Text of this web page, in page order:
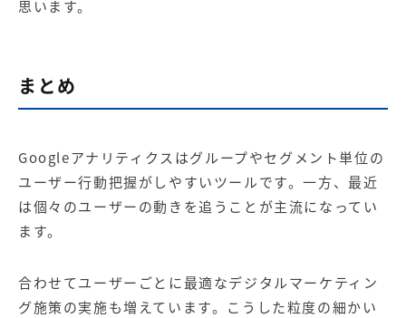
思います。
まとめ
Googleアナリティクスはグループやセグメント単位の
ユーザー行動把握がしやすいツールです。一方、最近
は個々のユーザーの動きを追うことが主流になってい
ます。
合わせてユーザーごとに最適なデジタルマーケティン
グ施策の実施も増えています。こうした粒度の細かい